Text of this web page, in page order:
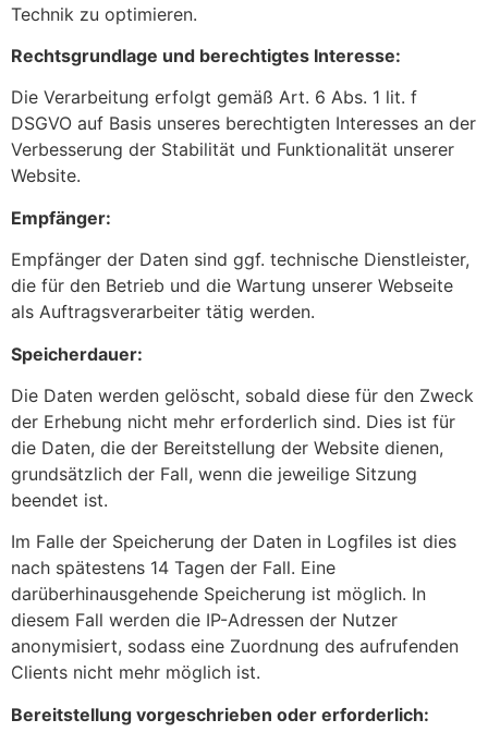
Technik zu optimieren.
Rechtsgrundlage und berechtigtes Interesse:
Die Verarbeitung erfolgt gemäß Art. 6 Abs. 1 lit. f
DSGVO auf Basis unseres berechtigten Interesses an der
Verbesserung der Stabilität und Funktionalität unserer
Website.
Empfänger:
Empfänger der Daten sind ggf. technische Dienstleister,
die für den Betrieb und die Wartung unserer Webseite
als Auftragsverarbeiter tätig werden.
Speicherdauer:
Die Daten werden gelöscht, sobald diese für den Zweck
der Erhebung nicht mehr erforderlich sind. Dies ist für
die Daten, die der Bereitstellung der Website dienen,
grundsätzlich der Fall, wenn die jeweilige Sitzung
beendet ist.
Im Falle der Speicherung der Daten in Logfiles ist dies
nach spätestens 14 Tagen der Fall. Eine
darüberhinausgehende Speicherung ist möglich. In
diesem Fall werden die IP-Adressen der Nutzer
anonymisiert, sodass eine Zuordnung des aufrufenden
Clients nicht mehr möglich ist.
Bereitstellung vorgeschrieben oder erforderlich: